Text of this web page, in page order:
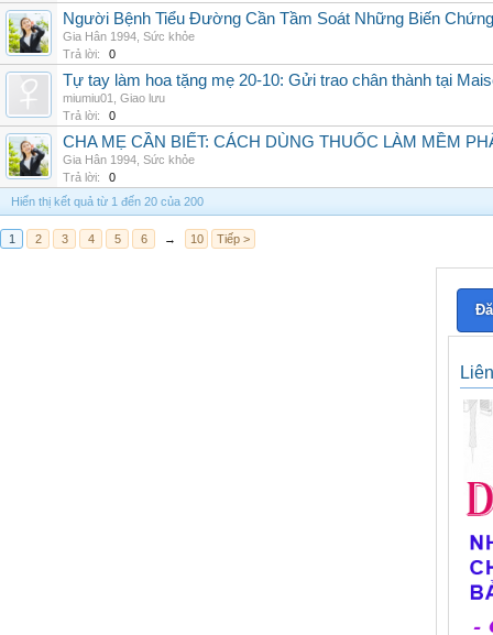
Người Bệnh Tiểu Đường Cần Tầm Soát Những Biến
Gia Hân 1994 Sức khỏe
Trả lời:
0
Tự tay làm hoa tặng mẹ 20-10: Gửi trao chân thành tại
miumiu01
Giao lưu
Trả lời:
0
CHA MẸ CẦN BIẾT: CÁCH DÙNG THUỐC LÀM MỀM
Gia Hân 1994 Sức khỏe
Trả lời:
0
Hiển thị kết quả từ 1 đến 20 của 200
1 2 3 4 5 6 → 10 Tiếp >